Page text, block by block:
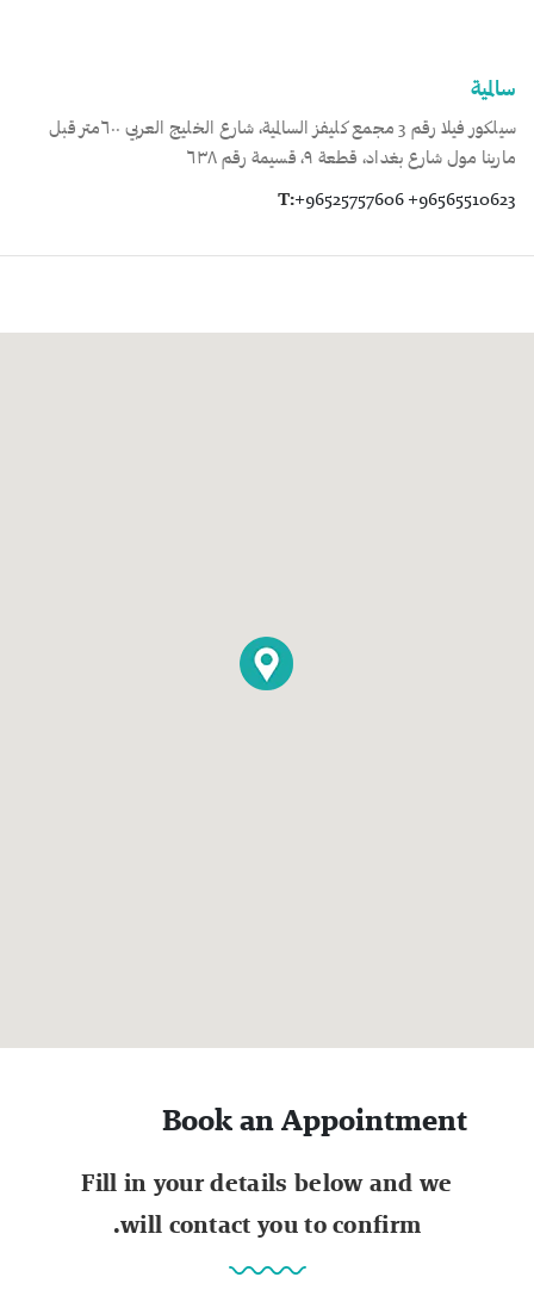
سالمية
سيلكور فيلا رقم 3 مجمع كليفز السالمية، شارع الخليج العربي ٦٠٠متر قبل
مارينا مول شارع بغداد، قطعة ٩، قسيمة رقم ٦٣٨
T:+96525757606 +96565510623
Book an Appointment
Fill in your details below and we
will contact you to confirm.